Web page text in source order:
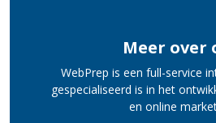
Meer over
WebPrep is een full-service
gespecialiseerd is in het
en online